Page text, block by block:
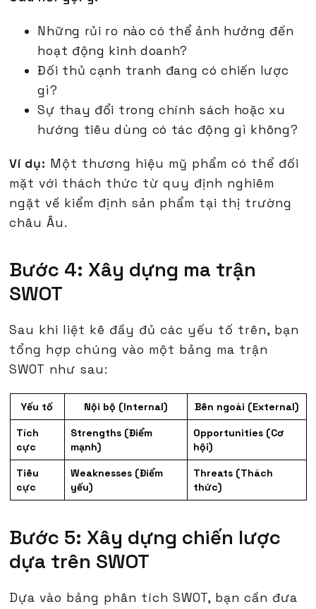
Những rủi ro nào có thể ảnh hưởng đến
hoạt động kinh doanh?
Đối thủ cạnh tranh đang có chiến lược
gì?
Sự thay đổi trong chính sách hoặc xu
hướng tiêu dùng có tác động gì không?
Ví dụ: Một thương hiệu mỹ phẩm có thể đối
mặt với thách thức từ quy định nghiêm
ngặt về kiểm định sản phẩm tại thị trường
châu Âu.
Bước 4: Xây dựng ma trận
SWOT
Sau khi liệt kê đầy đủ các yếu tố trên, bạn
tổng hợp chúng vào một bảng ma trận
SWOT như sau:
Yếu tố Nội bộ (Internal) Bên ngoài (External)
Tích
cực
Strengths (Điểm
mạnh)
Opportunities (Cơ
hội)
Tiêu
cực
Weaknesses (Điểm
yếu)
Threats (Thách
thức)
Bước 5: Xây dựng chiến lược
dựa trên SWOT
Dựa vào bảng phân tích SWOT, bạn cần đưa